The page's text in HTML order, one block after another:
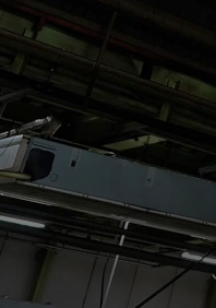
よみ
モノづくり
す。